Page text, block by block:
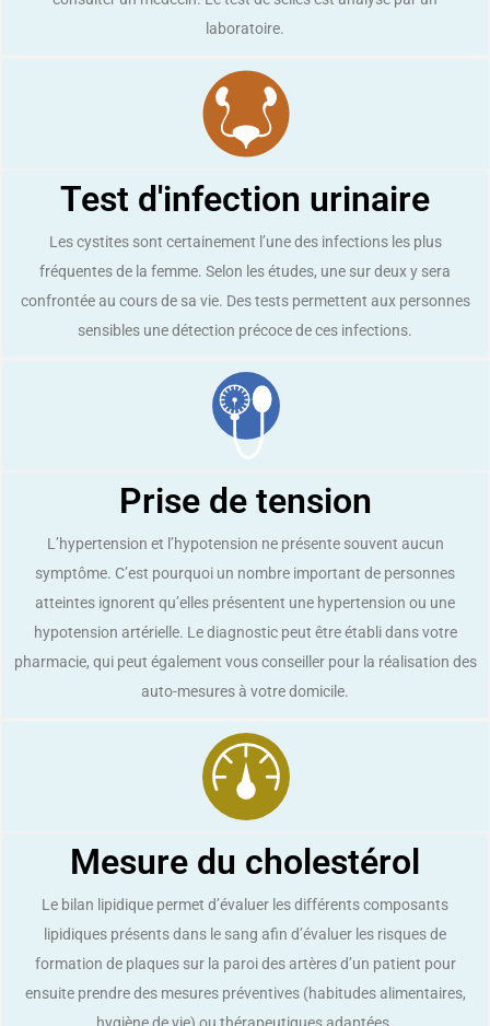
laboratoire.
Test d'infection urinaire
Les cystites sont certainement l’une des infections les plus
fréquentes de la femme. Selon les études, une sur deux y sera
confrontée au cours de sa vie. Des tests permettent aux personnes
sensibles une détection précoce de ces infections.
Prise de tension
L’hypertension et l’hypotension ne présente souvent aucun
symptôme. C’est pourquoi un nombre important de personnes
atteintes ignorent qu’elles présentent une hypertension ou une
hypotension artérielle. Le diagnostic peut être établi dans votre
pharmacie, qui peut également vous conseiller pour la réalisation des
auto-mesures à votre domicile.
Mesure du cholestérol
Le bilan lipidique permet d’évaluer les différents composants
lipidiques présents dans le sang afin d’évaluer les risques de
formation de plaques sur la paroi des artères d’un patient pour
ensuite prendre des mesures préventives (habitudes alimentaires,